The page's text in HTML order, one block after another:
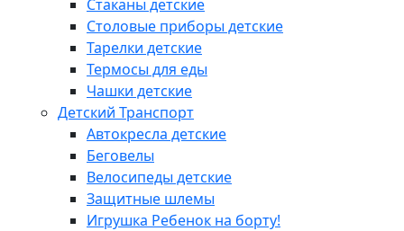
Стаканы детские
Столовые приборы детские
Тарелки детские
Термосы для еды
Чашки детские
Детский Транспорт
Автокресла детские
Беговелы
Велосипеды детские
Защитные шлемы
Игрушка Ребенок на борту!